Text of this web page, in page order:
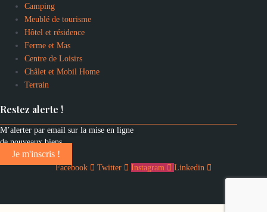
Camping
Meublé de tourisme
Hôtel et résidence
Ferme et Mas
Centre de Loisirs
Châlet et Mobil Home
Terrain
Restez alerte !
M’alerter par email sur la mise en ligne
de nouveaux biens
Je m'inscris !
Facebook Twitter Instagram Linkedin